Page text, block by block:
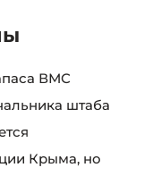
ВМС
штаба
Крыма, но